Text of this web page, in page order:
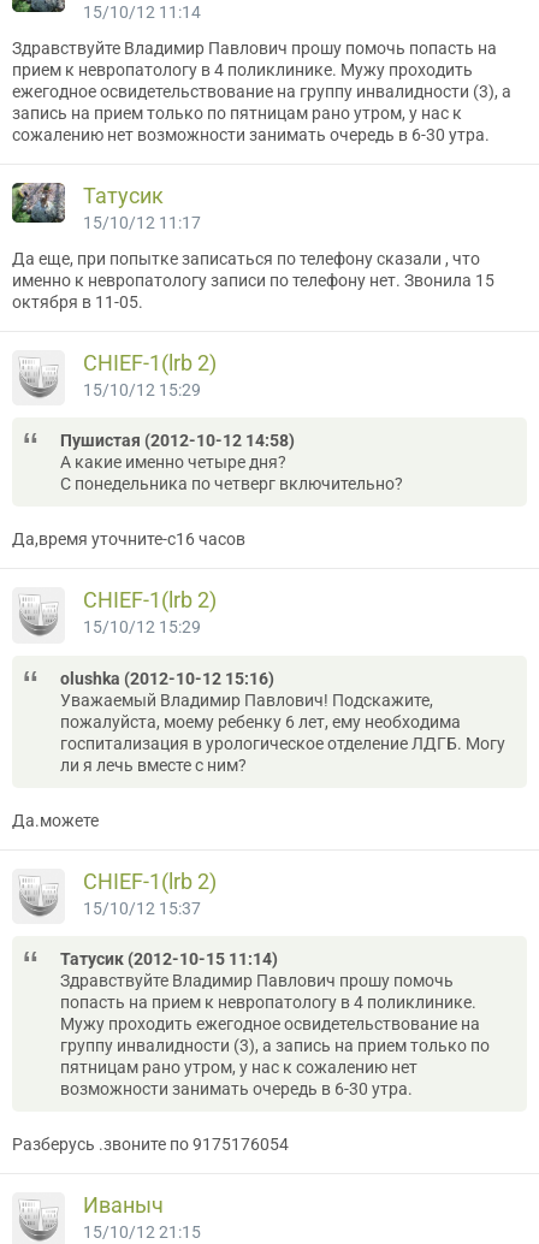
15/10/12 11:14
Здравствуйте Владимир Павлович прошу помочь попасть на
прием к невропатологу в 4 поликлинике. Мужу проходить
ежегодное освидетельствование на группу инвалидности (3), а
запись на прием только по пятницам рано утром, у нас к
сожалению нет возможности занимать очередь в 6-30 утра.
Татусик
15/10/12 11:17
Да еще, при попытке записаться по телефону сказали , что
именно к невропатологу записи по телефону нет. Звонила 15
октября в 11-05.
CНIEF-1(lrb 2)
15/10/12 15:29
Пушистая (2012-10-12 14:58)
А какие именно четыре дня?
С понедельника по четверг включительно?
Да,время уточните-с16 часов
CНIEF-1(lrb 2)
15/10/12 15:29
olushka (2012-10-12 15:16)
Уважаемый Владимир Павлович! Подскажите,
пожалуйста, моему ребенку 6 лет, ему необходима
госпитализация в урологическое отделение ЛДГБ. Могу
ли я лечь вместе с ним?
Да.можете
CНIEF-1(lrb 2)
15/10/12 15:37
Татусик (2012-10-15 11:14)
Здравствуйте Владимир Павлович прошу помочь
попасть на прием к невропатологу в 4 поликлинике.
Мужу проходить ежегодное освидетельствование на
группу инвалидности (3), а запись на прием только по
пятницам рано утром, у нас к сожалению нет
возможности занимать очередь в 6-30 утра.
Разберусь .звоните по 9175176054
Иваныч
15/10/12 21:15